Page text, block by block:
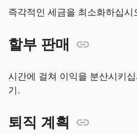
즉각적인 세금을 최소화하십시
할부 판매
시간에 걸쳐 이익을 분산시키
기.
퇴직 계획